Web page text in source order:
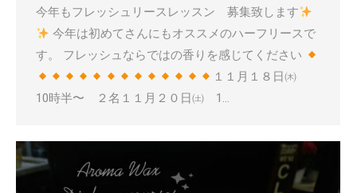
今年もフレッシュリースレッスン 募集致します
今年は初めてさんにもオススメのハーフリースで
す。 フレッシュならではの香りを感じてください
１１月１８日㈭
10時半〜 ２名１１月２０日㈯ 1…